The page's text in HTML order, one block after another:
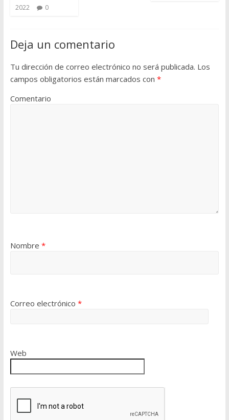
2022
0
Deja un comentario
Tu dirección de correo electrónico no será publicada. Los
campos obligatorios están marcados con *
Comentario
Nombre *
Correo electrónico *
Web